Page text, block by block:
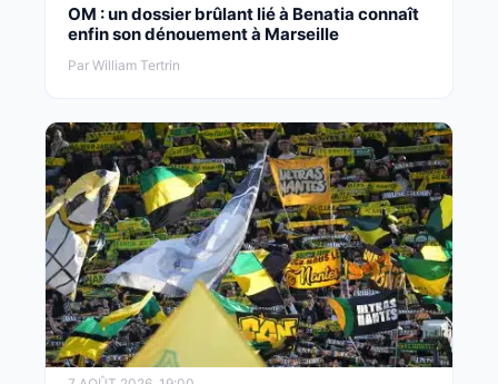
OM : un dossier brûlant lié à Benatia connaît
enfin son dénouement à Marseille
Par William Tertrin